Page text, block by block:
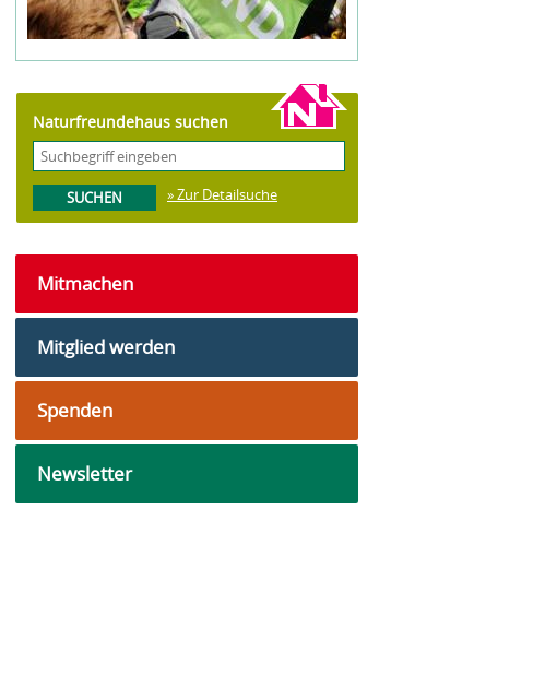
Naturfreundehaus suchen
» Zur Detailsuche
Mitmachen
Mitglied werden
Spenden
Newsletter